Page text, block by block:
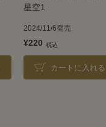
星空1
2024/11/6発売
¥220
カートに入れる